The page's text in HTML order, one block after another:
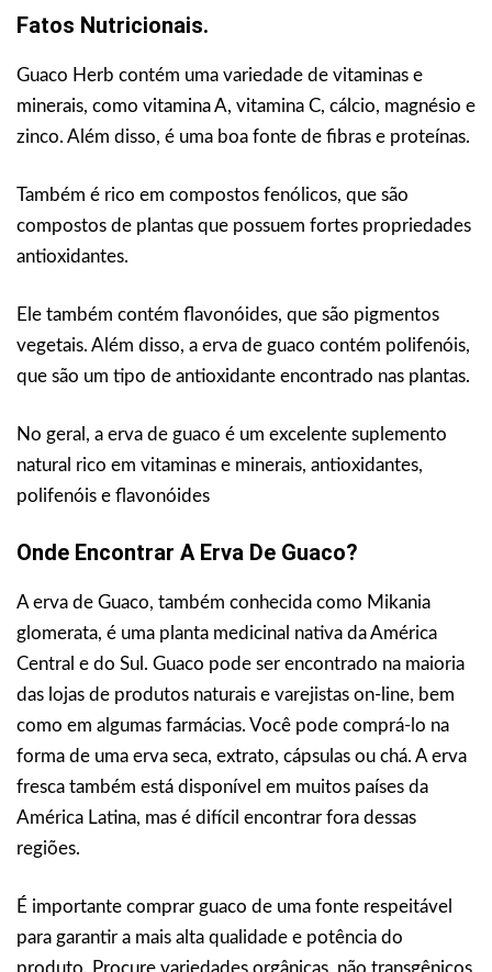
Fatos Nutricionais.
Guaco Herb contém uma variedade de vitaminas e
minerais, como vitamina A, vitamina C, cálcio, magnésio e
zinco. Além disso, é uma boa fonte de fibras e proteínas.
Também é rico em compostos fenólicos, que são
compostos de plantas que possuem fortes propriedades
antioxidantes.
Ele também contém flavonóides, que são pigmentos
vegetais. Além disso, a erva de guaco contém polifenóis,
que são um tipo de antioxidante encontrado nas plantas.
No geral, a erva de guaco é um excelente suplemento
natural rico em vitaminas e minerais, antioxidantes,
polifenóis e flavonóides
Onde Encontrar A Erva De Guaco?
A erva de Guaco, também conhecida como Mikania
glomerata, é uma planta medicinal nativa da América
Central e do Sul. Guaco pode ser encontrado na maioria
das lojas de produtos naturais e varejistas on-line, bem
como em algumas farmácias. Você pode comprá-lo na
forma de uma erva seca, extrato, cápsulas ou chá. A erva
fresca também está disponível em muitos países da
América Latina, mas é difícil encontrar fora dessas
regiões.
É importante comprar guaco de uma fonte respeitável
para garantir a mais alta qualidade e potência do
produto. Procure variedades orgânicas, não transgênicos